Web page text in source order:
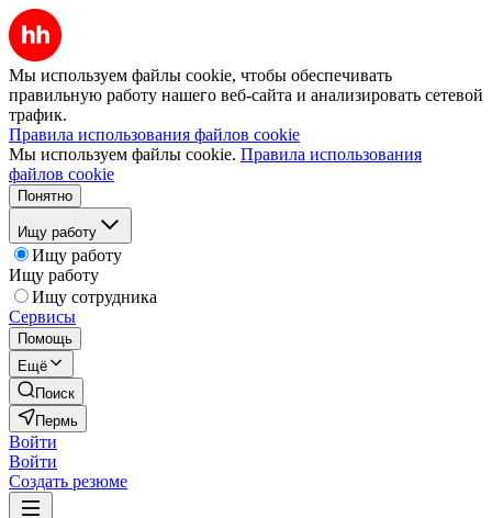
Мы используем файлы cookie, чтобы обеспечивать
правильную работу нашего веб-сайта и анализировать сетевой
трафик.
Правила использования файлов cookie
Мы используем файлы cookie. Правила использования
файлов cookie
Понятно
Ищу работу
Ищу работу
Ищу работу
Ищу сотрудника
Сервисы
Помощь
Ещё
Поиск
Пермь
Войти
Войти
Создать резюме